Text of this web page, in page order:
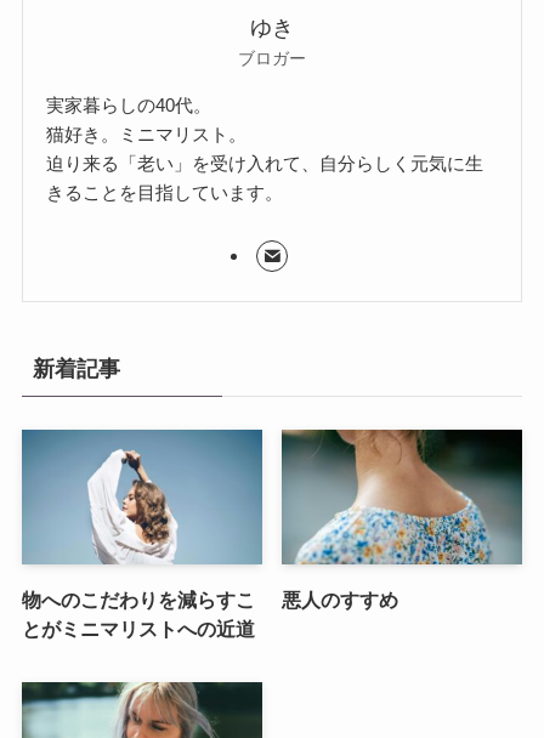
ゆき
ブロガー
実家暮らしの40代。
猫好き。ミニマリスト。
迫り来る「老い」を受け入れて、自分らしく元気に生
きることを目指しています。
新着記事
物へのこだわりを減らすこ
とがミニマリストへの近道
悪人のすすめ